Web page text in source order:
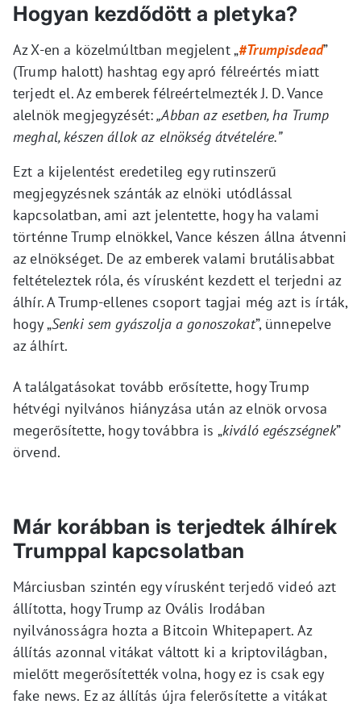
Hogyan kezdődött a pletyka?
Az X-en a közelmúltban megjelent „#Trumpisdead”
(Trump halott) hashtag egy apró félreértés miatt
terjedt el. Az emberek félreértelmezték J. D. Vance
alelnök megjegyzését:„Abban az esetben, ha Trump
meghal, készen állok az elnökség átvételére.”
Ezt a kijelentést eredetileg egy rutinszerű
megjegyzésnek szánták az elnöki utódlással
kapcsolatban, ami azt jelentette, hogy ha valami
történne Trump elnökkel, Vance készen állna átvenni
az elnökséget. De az emberek valami brutálisabbat
feltételeztek róla, és vírusként kezdett el terjedni az
álhír. A Trump-ellenes csoport tagjai még azt is írták,
hogy „Senki sem gyászolja a gonoszokat”, ünnepelve
az álhírt.
A találgatásokat tovább erősítette, hogy Trump
hétvégi nyilvános hiányzása után az elnök orvosa
megerősítette, hogy továbbra is „kiváló egészségnek”
örvend.
Már korábban is terjedtek álhírek
Trumppal kapcsolatban
Márciusban szintén egy vírusként terjedő videó azt
állította, hogy Trump az Ovális Irodában
nyilvánosságra hozta a Bitcoin Whitepapert. Az
állítás azonnal vitákat váltott ki a kriptovilágban,
mielőtt megerősítették volna, hogy ez is csak egy
fake news. Ez az állítás újra felerősítette a vitákat